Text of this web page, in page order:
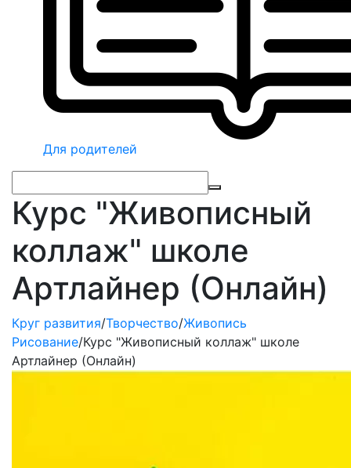
Для родителей
Курс "Живописный
коллаж" школе
Артлайнер (Онлайн)
Круг развития/Творчество/Живопись
Рисование/Курс "Живописный коллаж" школе
Артлайнер (Онлайн)